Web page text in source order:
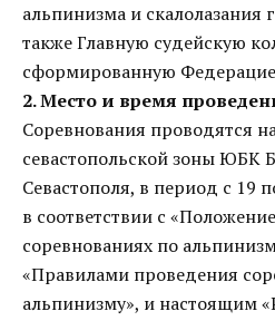
альпинизма и скалолазания
также Главную судейскую
сформированную
2. Место и время
Соревнования проводятся
севастопольской зоны ЮБК
Севастополя, в период с 19
в соответствии с
соревнованиях по
«Правилами проведения
альпинизму», и настоящим